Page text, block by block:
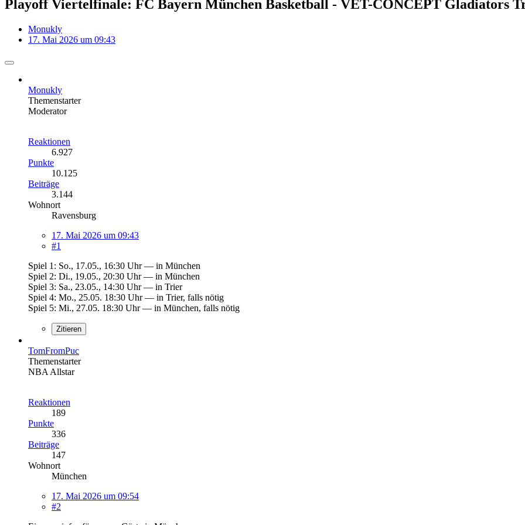
Playoff Viertelfinale: FC Bayern München Basketball - VET-CONCEPT Gladiators
Monukly
17. Mai 2026 um 09:43
Monukly
Themenstarter
Moderator
Reaktionen
6.927
Punkte
10.125
Beiträge
3.144
Wohnort
Ravensburg
17. Mai 2026 um 09:43
#1
Spiel 1: So., 17.05., 16:30 Uhr — in München
Spiel 2: Di., 19.05., 20:30 Uhr — in München
Spiel 3: Sa., 23.05., 14:30 Uhr — in Trier
Spiel 4: Mo., 25.05. 18:30 Uhr — in Trier, falls nötig
Spiel 5: Mi., 27.05. 18:30 Uhr — in München, falls nötig
Zitieren
TomFromPuc
Themenstarter
NBA Allstar
Reaktionen
189
Punkte
336
Beiträge
147
Wohnort
München
17. Mai 2026 um 09:54
#2